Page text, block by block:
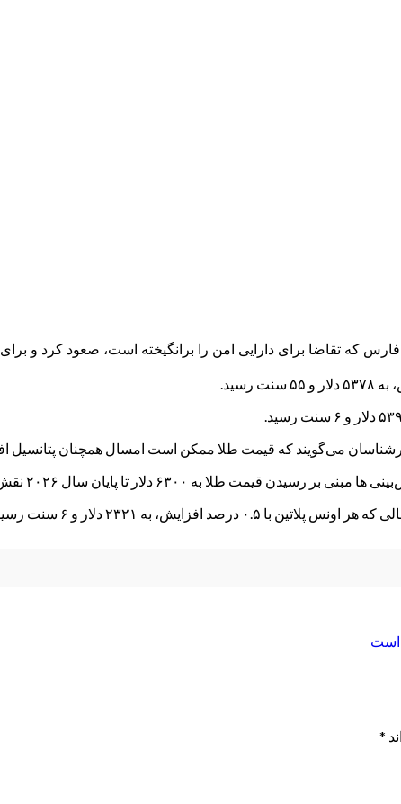
که تقاضا برای دارایی امن را برانگیخته است، صعود کرد و
طلا به ۶۳۰۰ دلار تا پایان سال ۲۰۲۶ نقش دارد.
است
*